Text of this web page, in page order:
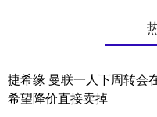
捷希缘 曼联一人下周转会
希望降价直接卖掉